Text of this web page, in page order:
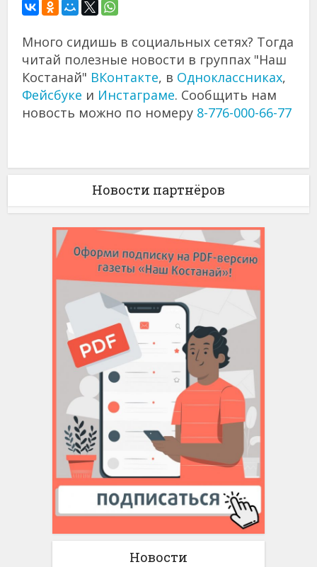
Много сидишь в социальных сетях? Тогда
читай полезные новости в группах "Наш
Костанай" ВКонтакте, в Одноклассниках,
Фейсбуке и Инстаграме. Сообщить нам
новость можно по номеру 8-776-000-66-77
Новости партнёров
Новости